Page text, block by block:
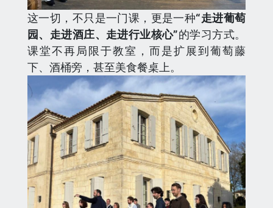
这一切，不只是一门课，更是一种“走进葡萄
园、走进酒庄、走进行业核心”的学习方式。
课堂不再局限于教室，而是扩展到葡萄藤
下、酒桶旁，甚至美食餐桌上。